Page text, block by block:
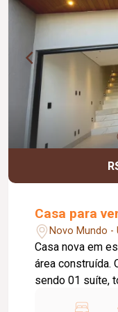
serviço coberta
espaçosa área
funcionalidade
clientes. Com aproximadamente 291,00 m² de
área construída
este é o espaço
visibilidade,
para o seu negócio. Agende sua visita e
o potencial
Casa para
Novo Mundo -
Casa nova em
área construída. O imóvel conta com: 03 quartos,
sendo 01 suíte,